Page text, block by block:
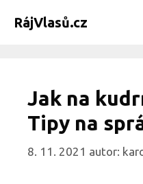
RájVlasů.cz
Jak na
Tipy na
8. 11. 2021 autor: